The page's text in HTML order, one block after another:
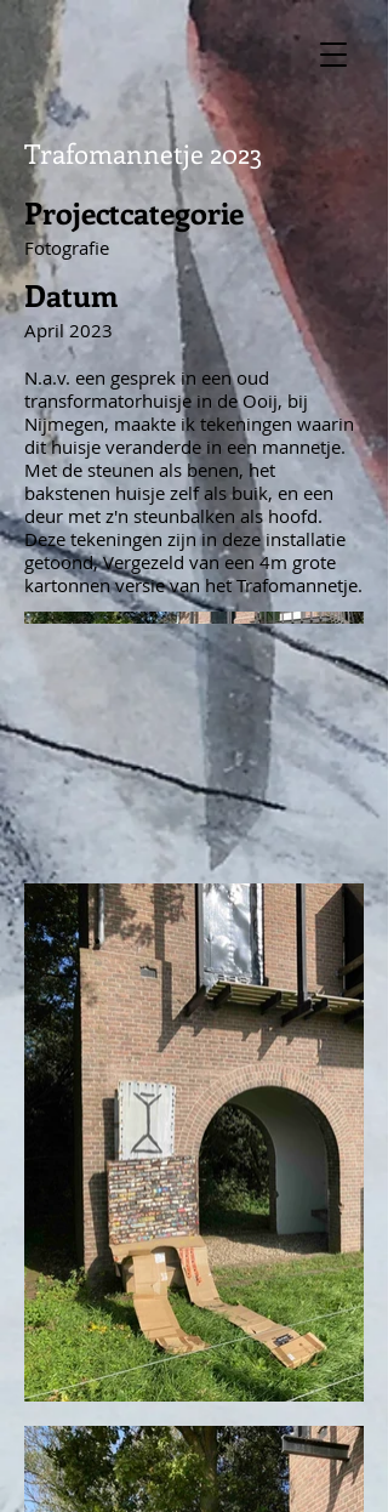
Trafomannetje 2023
Projectcategorie
Fotografie
Datum
April 2023
N.a.v. een gesprek in een oud
transformatorhuisje in de Ooij, bij
Nijmegen, maakte ik tekeningen waarin
dit huisje veranderde in een mannetje.
Met de steunen als benen, het
bakstenen huisje zelf als buik, en een
deur met z'n steunbalken als hoofd.
Deze tekeningen zijn in deze installatie
getoond, Vergezeld van een 4m grote
kartonnen versie van het Trafomannetje.